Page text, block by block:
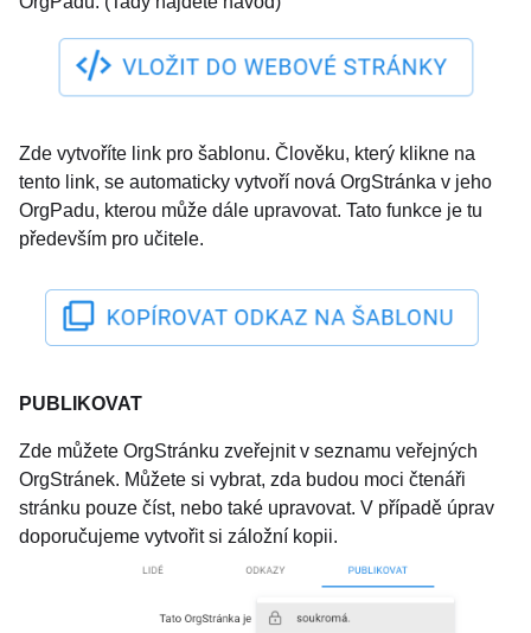
Zde vytvoříte link pro šablonu. Člověku, který klikne na
tento link, se automaticky vytvoří nová OrgStránka v jeho
OrgPadu, kterou může dále upravovat. Tato funkce je tu
především pro učitele.
PUBLIKOVAT
Zde můžete OrgStránku zveřejnit v seznamu veřejných
OrgStránek. Můžete si vybrat, zda budou moci čtenáři
stránku pouze číst, nebo také upravovat. V případě úprav
doporučujeme vytvořit si záložní kopii.